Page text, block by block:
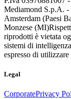
Mediamond S.p.A. -
Amsterdam (Paesi
Monzese (MI)
riprodotti è vietata
sistemi di
espresso di
Legal
CorporatePrivacy